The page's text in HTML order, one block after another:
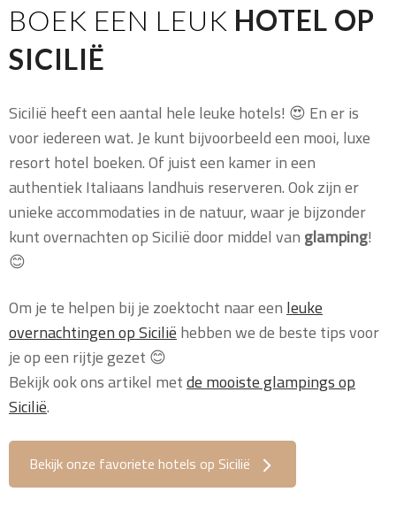
BOEK EEN LEUK HOTEL OP
SICILIË
Sicilië heeft een aantal hele leuke hotels! 😍 En er is
voor iedereen wat. Je kunt bijvoorbeeld een mooi, luxe
resort hotel boeken. Of juist een kamer in een
authentiek Italiaans landhuis reserveren. Ook zijn er
unieke accommodaties in de natuur, waar je bijzonder
kunt overnachten op Sicilië door middel vanglamping!
😊
Om je te helpen bij je zoektocht naar eenleuke
overnachtingen op Siciliëhebben we de beste tips voor
je op een rijtje gezet 😊
Bekijk ook ons artikel metde mooiste glampings op
Sicilië.
Bekijk onze favoriete hotels op Sicilië